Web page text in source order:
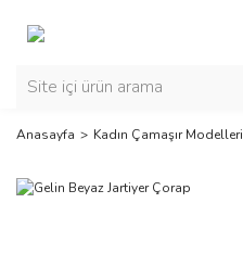
Anasayfa Kadın Çamaşır Modelleri